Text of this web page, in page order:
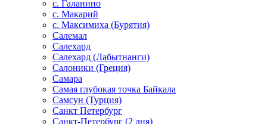
с. Галанино
с. Макарий
с. Максимиха (Бурятия)
Салемал
Салехард
Салехард (Лабытнанги)
Салоники (Греция)
Самара
Самая глубокая точка Байкала
Самсун (Турция)
Санкт Петербург
Санкт-Петербург (2 дня)